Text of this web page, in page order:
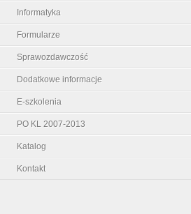
Informatyka
Formularze
Sprawozdawczość
Dodatkowe informacje
E-szkolenia
PO KL 2007-2013
Katalog
Kontakt